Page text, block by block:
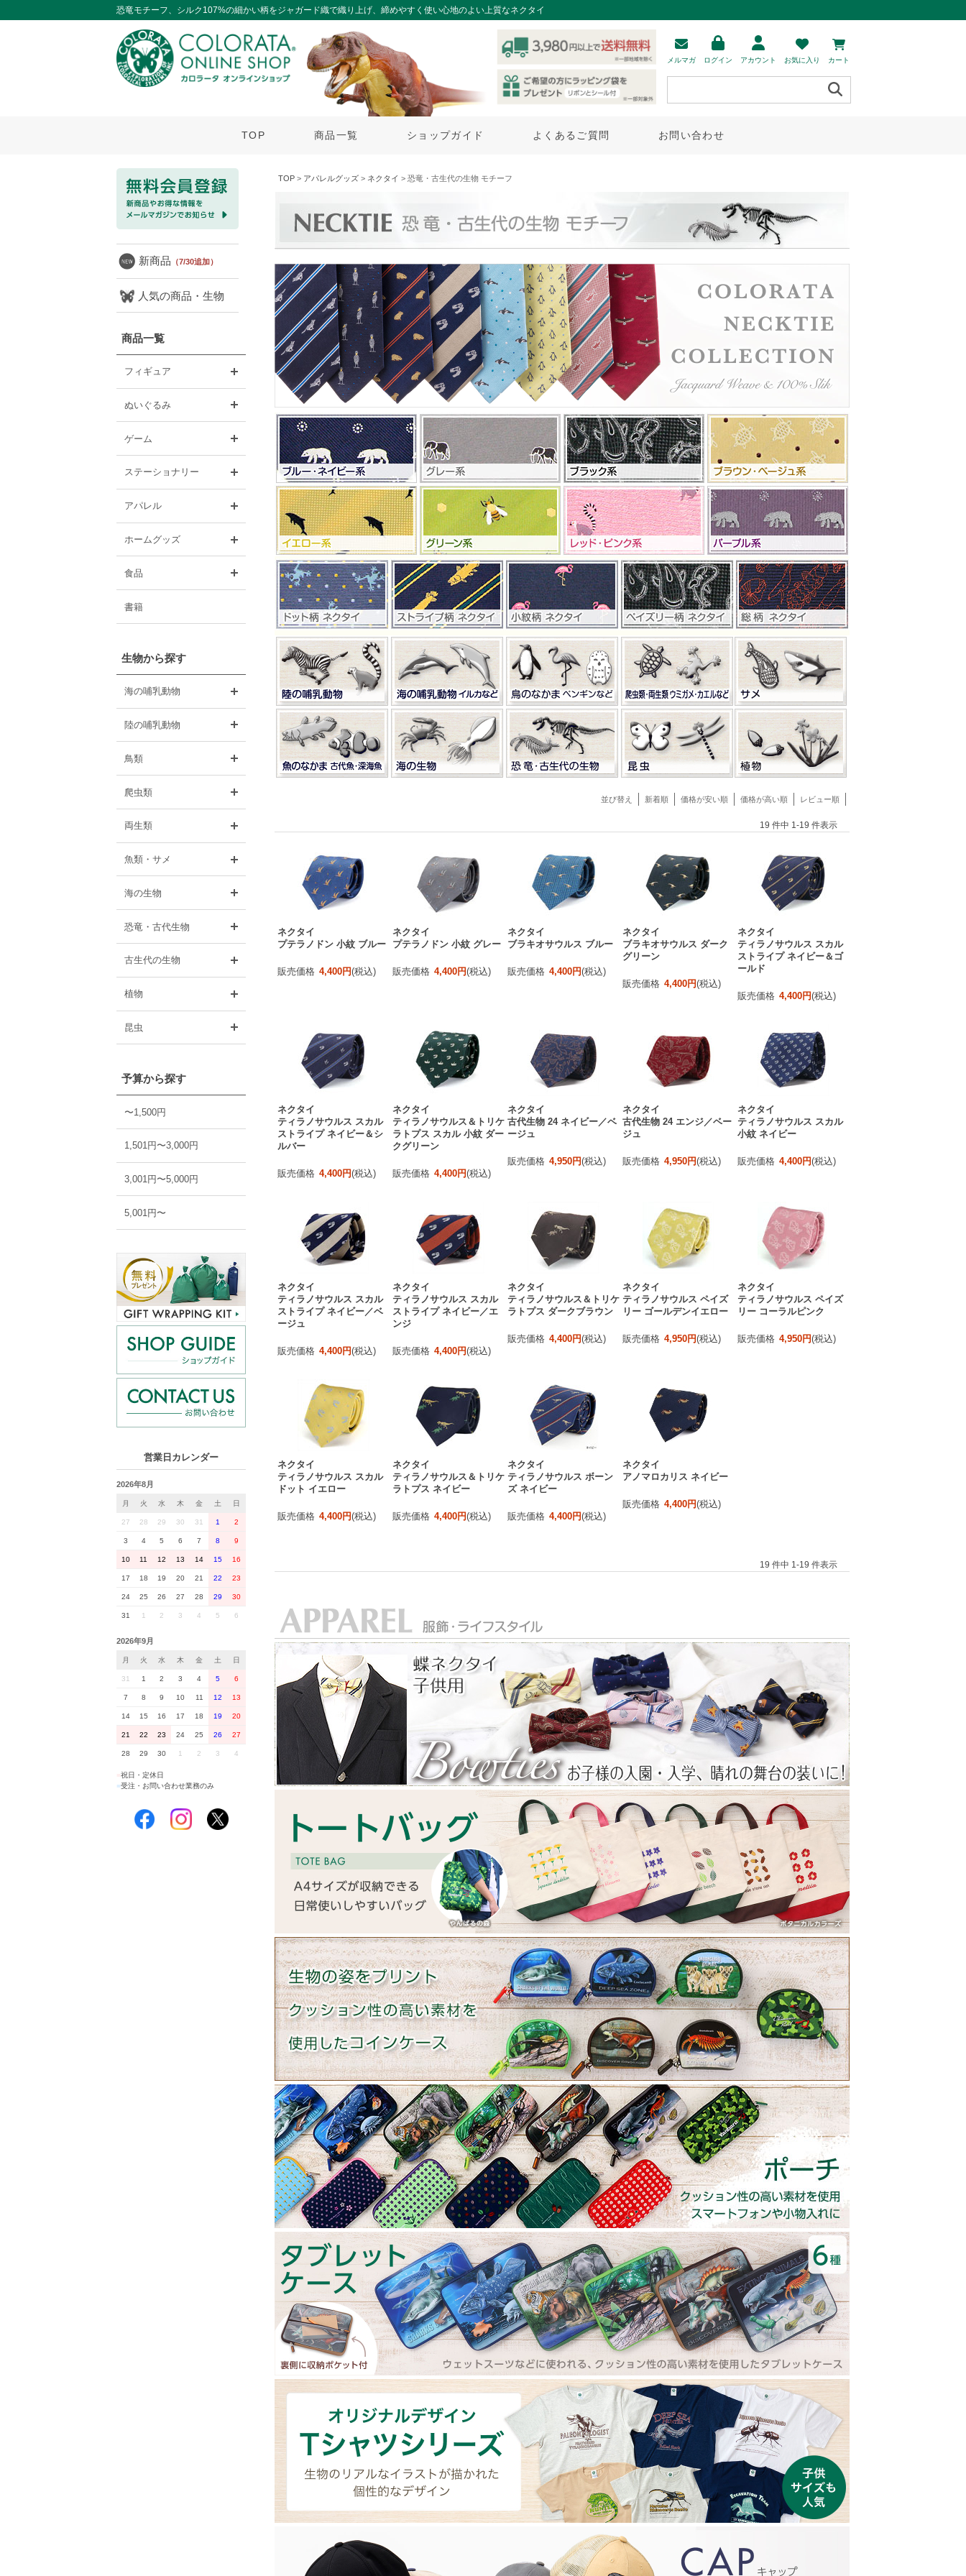
恐竜モチーフ、シルク107%の細かい柄をジャガード織で織り上げ、締めやすく使い心地のよい上質なネクタイ
メルマガ ログイン アカウント お気に入り カート
TOP 商品一覧 ショップガイド よくあるご質問 お問い合わせ
新商品 （7/30追加）
人気の商品・生物
商品一覧
フィギュア
ぬいぐるみ
ゲーム
ステーショナリー
アパレル
ホームグッズ
食品
書籍
生物から探す
海の哺乳動物
陸の哺乳動物
鳥類
爬虫類
両生類
魚類・サメ
海の生物
恐竜・古代生物
古生代の生物
植物
昆虫
予算から探す
〜1,500円
1,501円〜3,000円
3,001円〜5,000円
5,001円〜
営業日カレンダー
2026年8月
月 火 水 木 金 土 日
27 28 29 30 31 1 2
3 4 5 6 7 8 9
10 11 12 13 14 15 16
17 18 19 20 21 22 23
24 25 26 27 28 29 30
31 1 2 3 4 5 6
2026年9月
月 火 水 木 金 土 日
31 1 2 3 4 5 6
7 8 9 10 11 12 13
14 15 16 17 18 19 20
21 22 23 24 25 26 27
28 29 30 1 2 3 4
祝日・定休日
■受注・お問い合わせ業務のみ
TOP > アパレルグッズ > ネクタイ > 恐竜・古生代の生物 モチーフ
並び替え 新着順 価格が安い順 価格が高い順 レビュー順
19 件中 1-19 件表示
ネクタイ
プテラノドン 小紋 ブルー
販売価格 4,400円(税込)
ネクタイ
プテラノドン 小紋 グレー
販売価格 4,400円(税込)
ネクタイ
ブラキオサウルス ブルー
販売価格 4,400円(税込)
ネクタイ
ブラキオサウルス ダーク
グリーン
販売価格 4,400円(税込)
ネクタイ
ティラノサウルス スカル
ストライプ ネイビー＆ゴ
ールド
販売価格 4,400円(税込)
ネクタイ
ティラノサウルス スカル
ストライプ ネイビー＆シ
ルバー
販売価格 4,400円(税込)
ネクタイ
ティラノサウルス＆トリケ
ラトプス スカル 小紋 ダー
クグリーン
販売価格 4,400円(税込)
ネクタイ
古代生物 24 ネイビー／ベ
ージュ
販売価格 4,950円(税込)
ネクタイ
古代生物 24 エンジ／ベー
ジュ
販売価格 4,950円(税込)
ネクタイ
ティラノサウルス スカル
小紋 ネイビー
販売価格 4,400円(税込)
ネクタイ
ティラノサウルス スカル
ストライプ ネイビー／ベ
ージュ
販売価格 4,400円(税込)
ネクタイ
ティラノサウルス スカル
ストライプ ネイビー／エ
ンジ
販売価格 4,400円(税込)
ネクタイ
ティラノサウルス＆トリケ
ラトプス ダークブラウン
販売価格 4,400円(税込)
ネクタイ
ティラノサウルス ペイズ
リー ゴールデンイエロー
販売価格 4,950円(税込)
ネクタイ
ティラノサウルス ペイズ
リー コーラルピンク
販売価格 4,950円(税込)
ネクタイ
ティラノサウルス スカル
ドット イエロー
販売価格 4,400円(税込)
ネクタイ
ティラノサウルス＆トリケ
ラトプス ネイビー
販売価格 4,400円(税込)
ネクタイ
ティラノサウルス ボーン
ズ ネイビー
販売価格 4,400円(税込)
ネクタイ
アノマロカリス ネイビー
販売価格 4,400円(税込)
19 件中 1-19 件表示